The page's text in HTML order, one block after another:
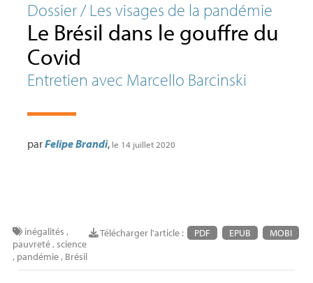
Dossier / Les visages de la pandémie
Le Brésil dans le gouffre du
Covid
Entretien avec Marcello Barcinski
parFelipe Brandi, le 14 juillet 2020
Télécharger l'article : PDF EPUB MOBI
inégalités ,
pauvreté,science
, pandémie, Brésil